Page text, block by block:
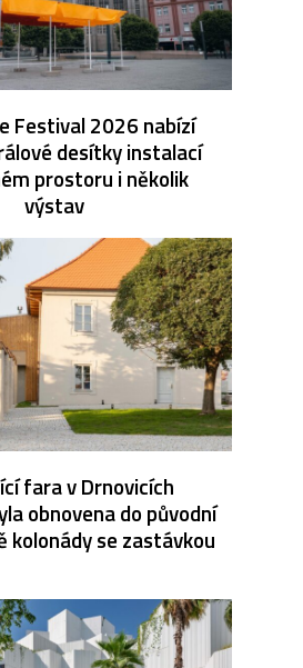
Festival 2026 nabízí
desítky instalací
prostoru i několik
výstav
fara v Drnovicích
obnovena do původní
kolonády se zastávkou